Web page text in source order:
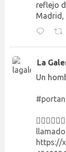
reflejo
Madrid,
La
Un
👉🏻👉🏻👉🏻
https://